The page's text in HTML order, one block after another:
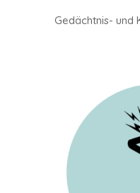
Gedächtnis- und